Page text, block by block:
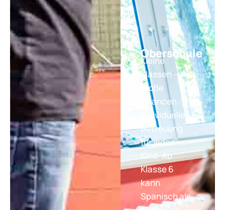
Oberschule
Kleine
Klassen –
große
Chancen:
Individuelle
Betreuung
für jedes
Kind. Ab
Klasse 6
kann
Spanisch als